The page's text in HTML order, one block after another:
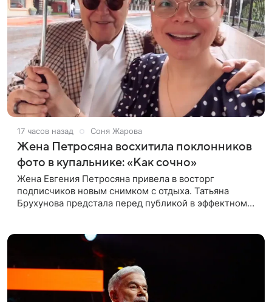
17 часов назад Соня Жарова
Жена Петросяна восхитила поклонников
фото в купальнике: «Как сочно»
Жена Евгения Петросяна привела в восторг
подписчиков новым снимком с отдыха. Татьяна
Брухунова предстала перед публикой в эффектном